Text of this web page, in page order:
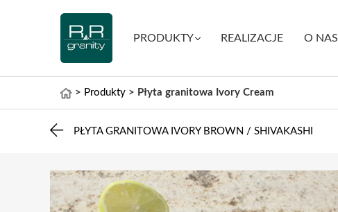
PRODUKTY REALIZACJE O NAS
> Produkty > Płyta granitowa Ivory Cream
PŁYTA GRANITOWA IVORY BROWN / SHIVAKASHI